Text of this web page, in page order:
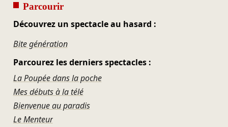
Parcourir
Découvrez un spectacle au hasard :
Bite génération
Parcourez les derniers spectacles :
La Poupée dans la poche
Mes débuts à la télé
Bienvenue au paradis
Le Menteur